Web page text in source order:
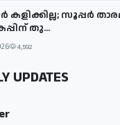
കളിക്കില്ല; സൂപ്പര്‍
തു...
4,592
UPDATES